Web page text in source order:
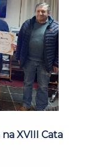
XVIII Cata